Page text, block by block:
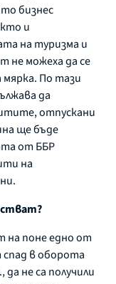
бизнес
и
на туризма и
не можеха да се
По тази
да
отпускани
ще бъде
от ББР
на
на поне едно от
в оборота
не са получили